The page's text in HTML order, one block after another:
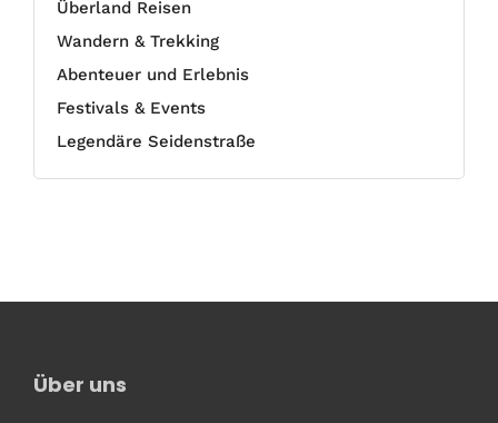
Überland Reisen
Wandern & Trekking
Abenteuer und Erlebnis
Festivals & Events
Legendäre Seidenstraße
Über uns